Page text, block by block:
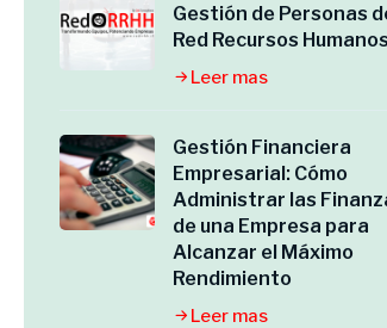
Gestión de Personas
Red Recursos
Leer mas
Gestión Financiera
Empresarial: Cómo
Administrar las
de una Empresa para
Alcanzar el Máximo
Rendimiento
Leer mas